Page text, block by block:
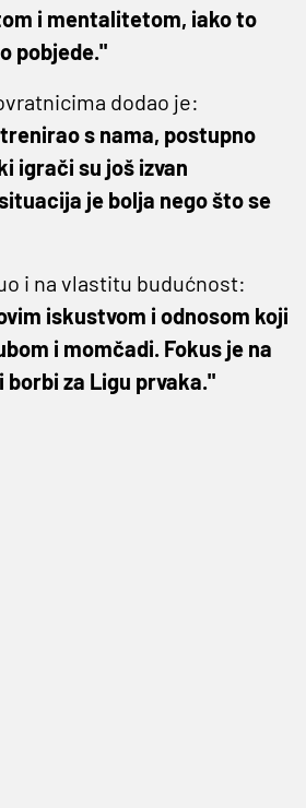
i mentalitetom, iako to
pobjede."
dodao je:
s nama, postupno
igrači su još izvan
je bolja nego što se
i na vlastitu budućnost:
iskustvom i odnosom koji
i momčadi. Fokus je na
borbi za Ligu prvaka."